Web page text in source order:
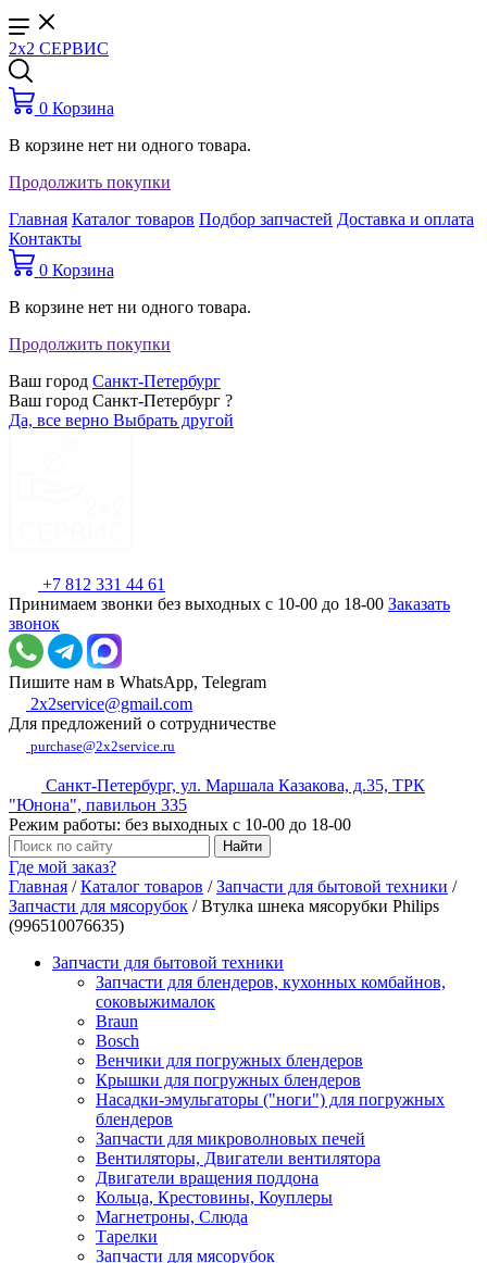
2x2 СЕРВИС
0 Корзина
В корзине нет ни одного товара.
Продолжить покупки
Главная Каталог товаров Подбор запчастей Доставка и оплата
Контакты
0 Корзина
В корзине нет ни одного товара.
Продолжить покупки
Ваш город Санкт-Петербург
Ваш город Санкт-Петербург ?
Да, все верно Выбрать другой
+7 812 331 44 61
Принимаем звонки без выходных с 10-00 до 18-00 Заказать
звонок
Пишите нам в WhatsApp, Telegram
2x2service@gmail.com
Для предложений о сотрудничестве
purchase@2x2service.ru
Санкт-Петербург, ул. Маршала Казакова, д.35, ТРК
"Юнона", павильон 335
Режим работы: без выходных с 10-00 до 18-00
Где мой заказ?
Главная /Каталог товаров /Запчасти для бытовой техники /
Запчасти для мясорубок /Втулка шнека мясорубки Philips
(996510076635)
Запчасти для бытовой техники
Запчасти для блендеров, кухонных комбайнов,
соковыжималок
Braun
Bosch
Венчики для погружных блендеров
Крышки для погружных блендеров
Насадки-эмульгаторы ("ноги") для погружных
блендеров
Запчасти для микроволновых печей
Вентиляторы, Двигатели вентилятора
Двигатели вращения поддона
Кольца, Крестовины, Коуплеры
Магнетроны, Слюда
Тарелки
Запчасти для мясорубок